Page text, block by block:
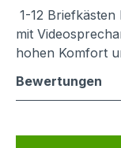
1-12
mit
hohen Komfort
Bewertungen